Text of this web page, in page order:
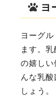
ヨ
ヨーグ
ます。
の嬉し
んな乳
しょう。